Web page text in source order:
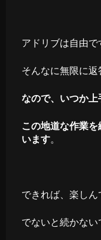
アドリブは自由で
そんなに無限に返
なので、いつか
この地道な作業
います。
できれば、楽しん
でないと続かない